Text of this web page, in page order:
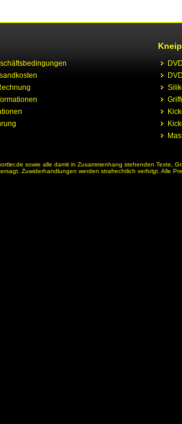
sowie alle damit in Zusammenhang stehenden Texte,
Zuwiderhandlungen werden strafrechtlich verfolgt. Alle